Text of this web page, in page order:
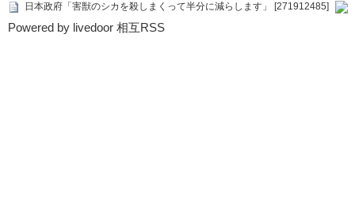
日本政府「害獣のシカを殺しまくって半分に減らします」 [271912485]
Powered by livedoor 相互RSS